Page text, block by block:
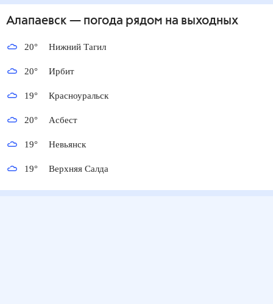
Алапаевск — погода рядом на выходных
20° Нижний Тагил
20° Ирбит
19° Красноуральск
20° Асбест
19° Невьянск
19° Верхняя Салда